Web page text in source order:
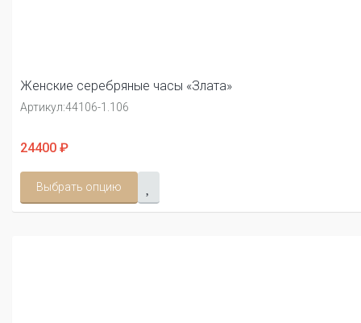
Женские серебряные часы «Злата»
Артикул:44106-1.106
24400 ₽
Выбрать опцию